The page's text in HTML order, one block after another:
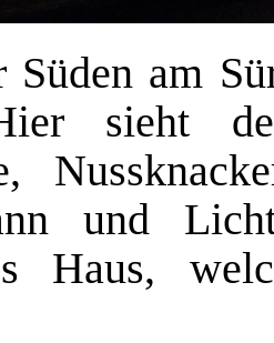
Süden am
sieht
und
Haus,